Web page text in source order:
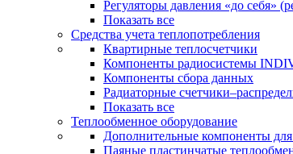
Регуляторы давления «до себя»
Показать все
Средства учета теплопотребления
Квартирные теплосчетчики
Компоненты радиосистемы
Компоненты сбора данных
Радиаторные
Показать все
Теплообменное оборудование
Дополнительные компоненты
Паяные пластинчатые